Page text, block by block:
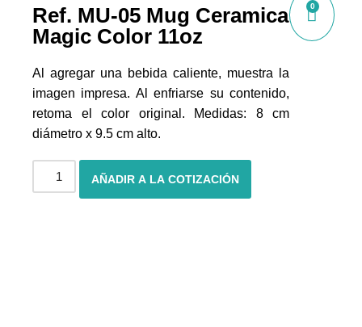
0
Ref. MU-05 Mug Ceramica
Magic Color 11oz
Al agregar una bebida caliente, muestra la
imagen impresa. Al enfriarse su contenido,
retoma el color original. Medidas: 8 cm
diámetro x 9.5 cm alto.
AÑADIR A LA COTIZACIÓN